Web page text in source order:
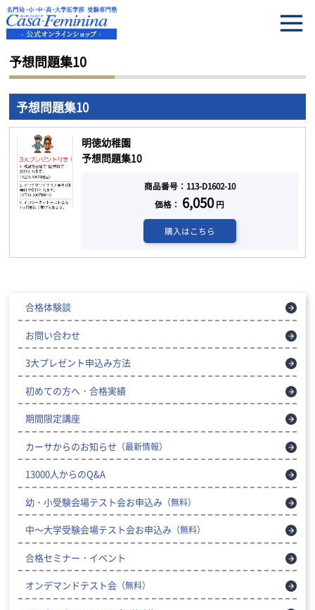
HOME 予想問題集10
予想問題集10
予想問題集10
明徳幼稚園
予想問題集10
商品番号：113-D1602-10
価格： 6,050円
購入はこちら
合格体験談
お問い合わせ
3大プレゼント申込み方法
初めての方へ・合格実績
期間限定講座
カーサからのお知らせ （最新情報）
13000人からのQ&A
幼・小受験会場テスト会お申込み （無料）
中～大学受験会場テスト会お申込み （無料）
合格セミナー・イベント
オンデマンドテスト会 （無料）